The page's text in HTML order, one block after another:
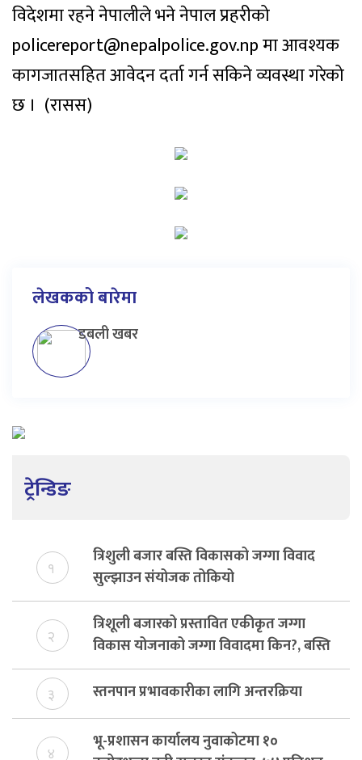
विदेशमा रहने नेपालीले भने नेपाल प्रहरीको
policereport@nepalpolice.gov.np मा आवश्यक
कागजातसहित आवेदन दर्ता गर्न सकिने व्यवस्था गरेको
छ । (रासस)
लेखकको बारेमा
डबली खबर
ट्रेन्डिङ
१
त्रिशुली बजार बस्ति विकासको जग्गा विवाद
सुल्झाउन संयोजक तोकियो
२
त्रिशूली बजारको प्रस्तावित एकीकृत जग्गा
विकास योजनाको जग्गा विवादमा किन?, बस्ति
विकास दर्ता नभए समिति विघटन हुने
३ स्तनपान प्रभावकारीका लागि अन्तरक्रिया
४
भू-प्रशासन कार्यालय नुवाकोटमा १०